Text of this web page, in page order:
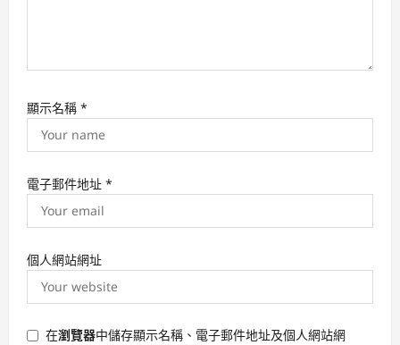
顯示名稱 *
電子郵件地址 *
個人網站網址
在瀏覽器中儲存顯示名稱、電子郵件地址及個人網站網